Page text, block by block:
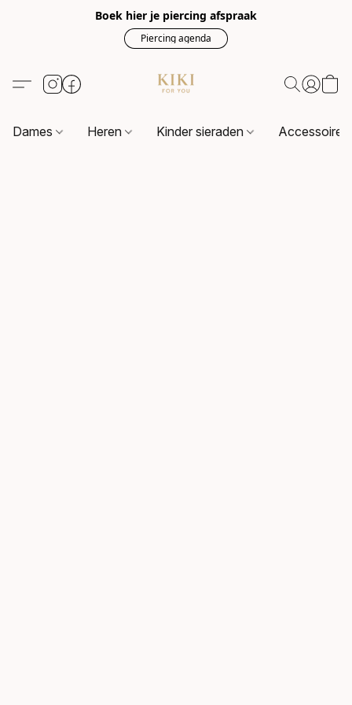
Boek hier je piercing afspraak
Piercing agenda
Dames Heren Kinder sieraden Accessoires